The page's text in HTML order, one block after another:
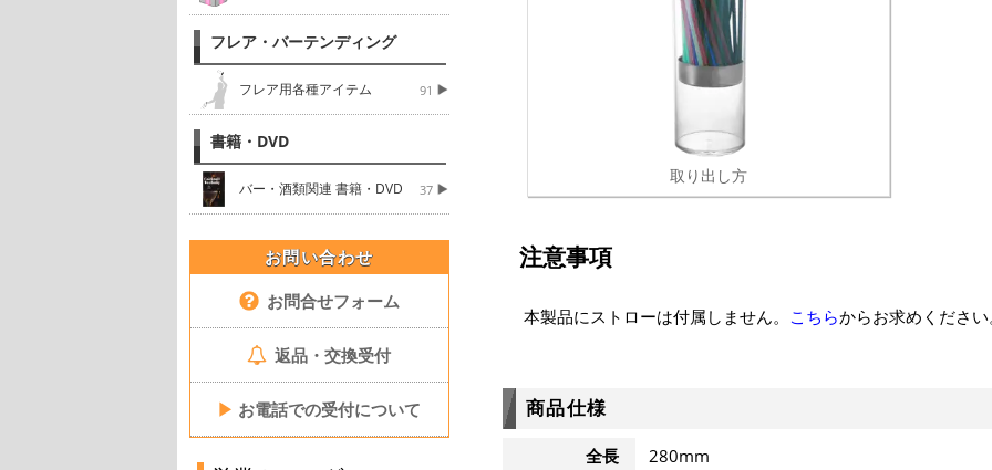
フレア・バーテンディング
フレア用各種アイテム 91
書籍・DVD
バー・酒類関連 書籍・DVD 37
お問い合わせ
お問合せフォーム
返品・交換受付
▶ お電話での受付について
取り出し方
注意事項
本製品にストローは付属しません。 こちらからお求めくださ
商品仕様
全長
280mm